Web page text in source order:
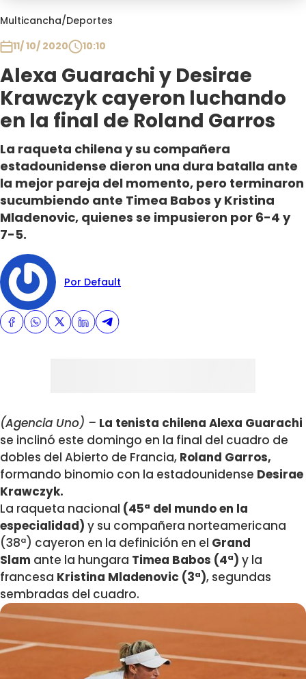
Multicancha/Deportes
11/ 10/ 2020
10:10
Alexa Guarachi y Desirae
Krawczyk cayeron luchando
en la final de Roland Garros
La raqueta chilena y su compañera
estadounidense dieron una dura batalla ante
la mejor pareja del momento, pero terminaron
sucumbiendo ante Timea Babos y Kristina
Mladenovic, quienes se impusieron por 6-4 y
7-5.
Por Default
(Agencia Uno) – La tenista chilena Alexa Guarachi
se inclinó este domingo en la final del cuadro de
dobles del Abierto de Francia, Roland Garros,
formando binomio con la estadounidense Desirae
Krawczyk.
La raqueta nacional (45ª del mundo en la
especialidad) y su compañera norteamericana
(38ª) cayeron en la definición en el Grand
Slam ante la hungara Timea Babos (4ª) y la
francesa Kristina Mladenovic (3ª), segundas
sembradas del cuadro.
Contigo en Directo
Plan Perfecto
El Tiempo
Sabingo
Todos Los Programas